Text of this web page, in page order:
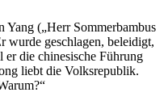
(„Herr Sommerbambus
wurde geschlagen, beleidigt,
er die chinesische Führung
liebt die Volksrepublik.